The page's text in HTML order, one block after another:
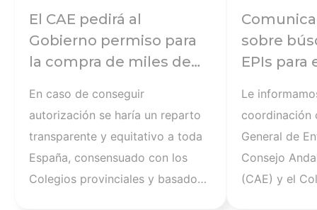
dudas sobre si los profesionales
estaban usando las más
adecuadas a su nivel de
fraudulentos que se han
interceptado. Con el objetivo de
que
de España
presidente
El CAE pedirá al
Gobierno permiso para
la compra de miles de
En caso de conseguir
autorización se haría un reparto
transparente y equitativo a toda
España, consensuado con los
Colegios provinciales y basado
sobre
EPIs para
Le
coordinación
General de
Consejo
(CAE) y el